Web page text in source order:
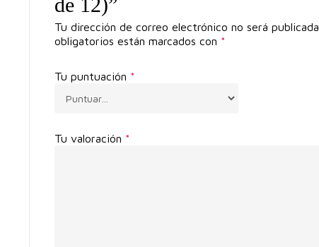
Tu dirección de correo electrónico no será publicada.
obligatorios están marcados con *
Tu puntuación *
Tu valoración *